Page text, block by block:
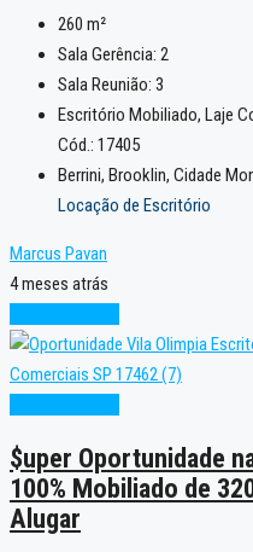
260 m²
Sala Gerência: 2
Sala Reunião: 3
Escritório Mobiliado, Laje
Cód.: 17405
Berrini, Brooklin, Cidade
Locação de Escritório
Marcus Pavan
4 meses atrás
$uper Oportunidade
100% Mobiliado de
Alugar